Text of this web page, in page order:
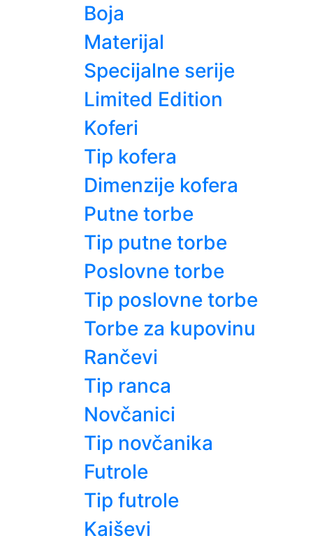
Boja
Materijal
Specijalne serije
Limited Edition
Koferi
Tip kofera
Dimenzije kofera
Putne torbe
Tip putne torbe
Poslovne torbe
Tip poslovne torbe
Torbe za kupovinu
Rančevi
Tip ranca
Novčanici
Tip novčanika
Futrole
Tip futrole
Kaiševi